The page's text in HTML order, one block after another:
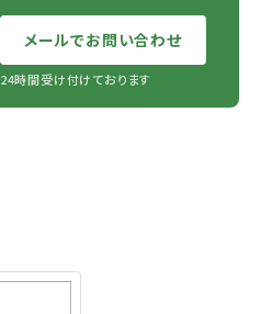
メールでお問い合わせ
24時間受け付けております